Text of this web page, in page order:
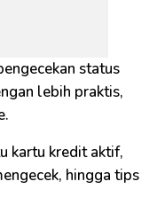
status
lebih praktis,
kartu kredit aktif,
hingga tips